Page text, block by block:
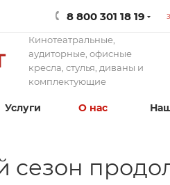
8 800 301 18 19
Кинотеатральные,
аудиторные, офисные
кресла, стулья, диваны и
комплектующие
Услуги О нас